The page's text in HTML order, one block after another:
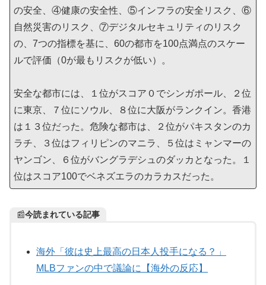
の安全、④健康の安全性、⑤インフラの安全リスク、⑥
自然災害のリスク、⑦デジタルセキュリティのリスク
の、7つの指標を基に、60の都市を100点満点のスケー
ルで評価（0が最もリスクが低い）。
安全な都市には、１位がスコア０でシンガポール、２位
に東京、７位にソウル、８位に大阪がランクイン。香港
は１３位だった。危険な都市は、２位がパキスタンのカ
ラチ、３位はフィリピンのマニラ、５位はミャンマーの
ヤンゴン、６位がバングラデシュのダッカとなった。１
位はスコア100でベネズエラのカラカスだった。
📰今読まれている記事
海外「彼は史上最高の日本人投手になる？」
MLBファンの中で議論に【海外の反応】